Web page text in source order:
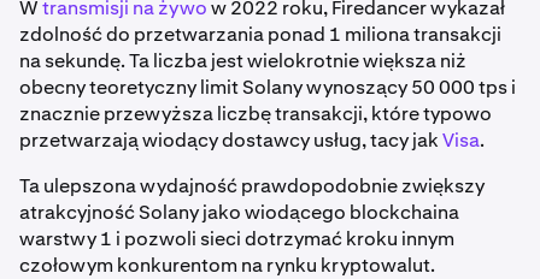
Wtransmisji na żywow 2022 roku, Firedancer wykazał
zdolność do przetwarzania ponad 1 miliona transakcji
na sekundę. Ta liczba jest wielokrotnie większa niż
obecny teoretyczny limit Solany wynoszący 50 000 tps i
znacznie przewyższa liczbę transakcji, które typowo
przetwarzają wiodący dostawcy usług, tacy jakVisa.
Ta ulepszona wydajność prawdopodobnie zwiększy
atrakcyjność Solany jako wiodącego blockchaina
warstwy 1 i pozwoli sieci dotrzymać kroku innym
czołowym konkurentom na rynku kryptowalut.